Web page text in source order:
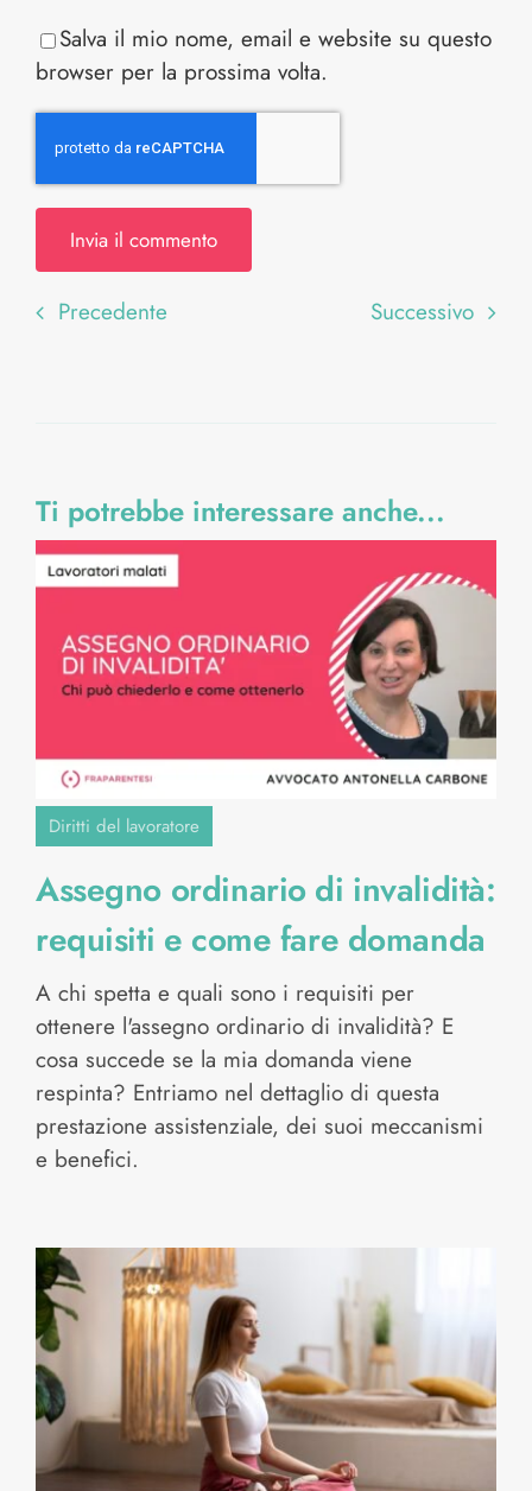
Salva il mio nome, email e website su questo
browser per la prossima volta.
Precedente Successivo
Ti potrebbe interessare anche...
Diritti del lavoratore
Assegno ordinario di invalidità:
requisiti e come fare domanda
A chi spetta e quali sono i requisiti per
ottenere l'assegno ordinario di invalidità? E
cosa succede se la mia domanda viene
respinta? Entriamo nel dettaglio di questa
prestazione assistenziale, dei suoi meccanismi
e benefici.